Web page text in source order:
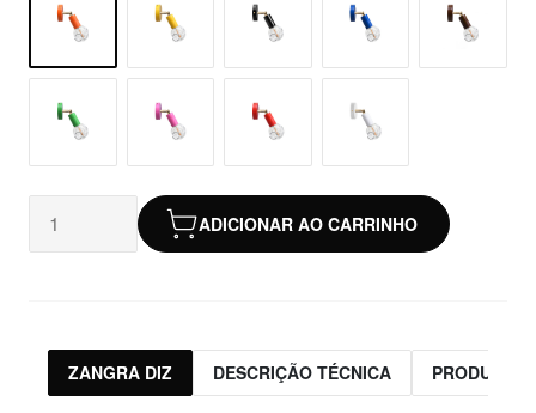
ADICIONAR AO CARRINHO
ZANGRA DIZ DESCRIÇÃO TÉCNICA PRODUTOS